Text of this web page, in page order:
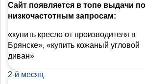
Сайт появляется в топе выдачи по
низкочастотным запросам:
«купить кресло от производителя в
Брянске», «купить кожаный угловой
диван»
2-й месяц